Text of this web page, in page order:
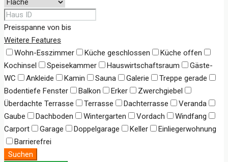
Preisspanne von bis
Weitere Features
Wohn-Esszimmer
Küche geschlossen
Küche offen
Kochinsel
Speisekammer Hauswirtschaftsraum
Gäste-
WC
Ankleide Kamin Sauna Galerie
Treppe gerade
Bodentiefe Fenster
Balkon Erker
Zwerchgiebel
Überdachte Terrasse
Terrasse Dachterrasse
Veranda
Gaube
Dachboden Wintergarten Vordach
Windfang
Carport
Garage Doppelgarage Keller
Einliegerwohnung
Barrierefrei
Suchen